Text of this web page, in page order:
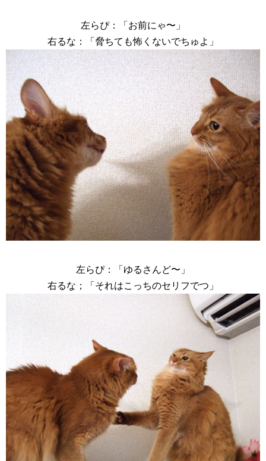
左らぴ：「お前にゃ〜」
右るな：「脅ちても怖くないでちゅよ」
左らぴ：「ゆるさんど〜」
右るな；「それはこっちのセリフでつ」